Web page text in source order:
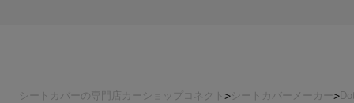
シートカバーの専門店カーショップコネクト シートカバーメーカー